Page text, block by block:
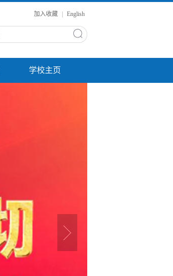
加入收藏 English
学校主页